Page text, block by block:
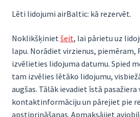
Lēti lidojumi airBaltic: kā rezervēt.
Noklikšķiniet šeit, lai pārietu uz
lapu. Norādiet virzienus, piemēram,
izvēlieties lidojuma datumu. Spied
tam izvēlies lētāko lidojumu,
augšas. Tālāk ievadiet īstā pasažiera
kontaktinformāciju un pārejiet pie
apstiprināšanas. Apmaksājiet